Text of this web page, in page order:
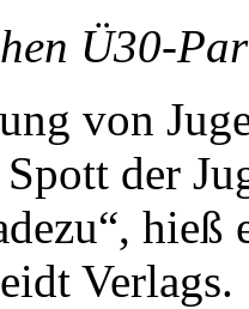
Ü30-
von
der
Verlags.